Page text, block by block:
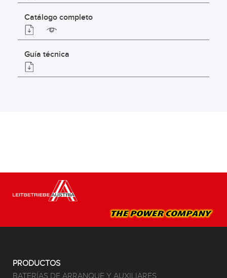
Catálogo completo
Guía técnica
PRODUCTOS
BATERÍAS DE ARRANQUE Y AUXILIARES